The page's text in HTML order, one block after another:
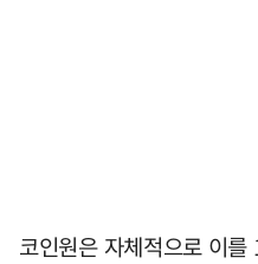
코인원은 자체적으로 이